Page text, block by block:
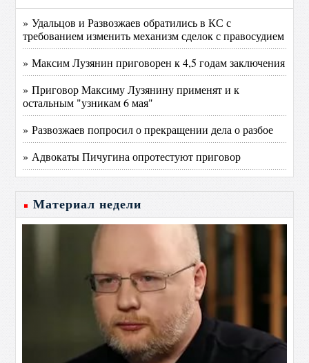
» Удальцов и Развозжаев обратились в КС с
требованием изменить механизм сделок с правосудием
» Максим Лузянин приговорен к 4,5 годам заключения
» Приговор Максиму Лузянину применят и к
остальным "узникам 6 мая"
» Развозжаев попросил о прекращении дела о разбое
» Адвокаты Пичугина опротестуют приговор
Материал недели